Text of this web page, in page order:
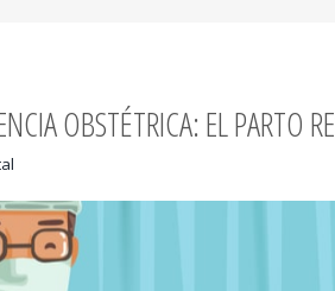
OBSTÉTRICA: EL PARTO